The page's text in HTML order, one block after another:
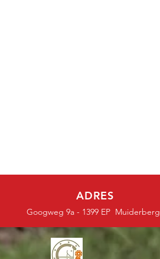
ADRES
Googweg 9a - 1399 EP Muiderberg